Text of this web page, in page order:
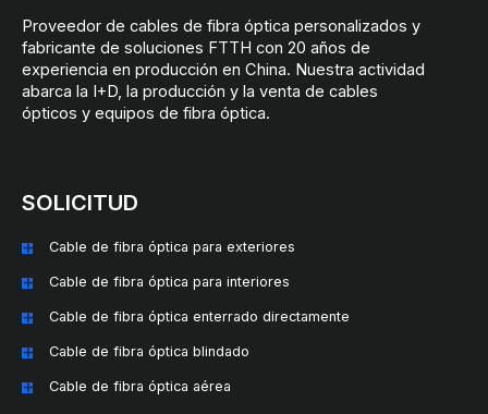
Proveedor de cables de fibra óptica personalizados y
fabricante de soluciones FTTH con 20 años de
experiencia en producción en China. Nuestra actividad
abarca la I+D, la producción y la venta de cables
ópticos y equipos de fibra óptica.
SOLICITUD
Cable de fibra óptica para exteriores
Cable de fibra óptica para interiores
Cable de fibra óptica enterrado directamente
Cable de fibra óptica blindado
Cable de fibra óptica aérea